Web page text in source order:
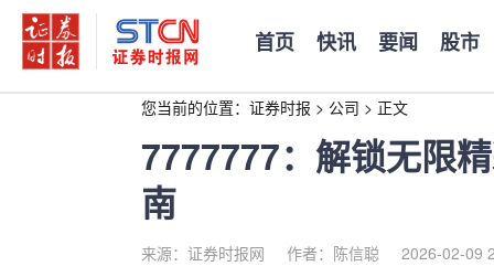
首页 快讯 要闻 股市
您当前的位置： 证券时报 > 公司 > 正文
7777777：解锁无限
南
来源：证券时报网 作者：陈信聪 2026-02-09